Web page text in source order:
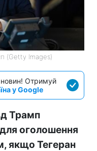
(Getty Images)
Отримуй
у Google
Трамп
оголошення
якщо Тегеран